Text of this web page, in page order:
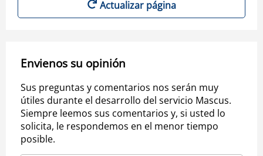
Actualizar página
Envienos su opinión
Sus preguntas y comentarios nos serán muy
útiles durante el desarrollo del servicio Mascus.
Siempre leemos sus comentarios y, si usted lo
solicita, le respondemos en el menor tiempo
posible.